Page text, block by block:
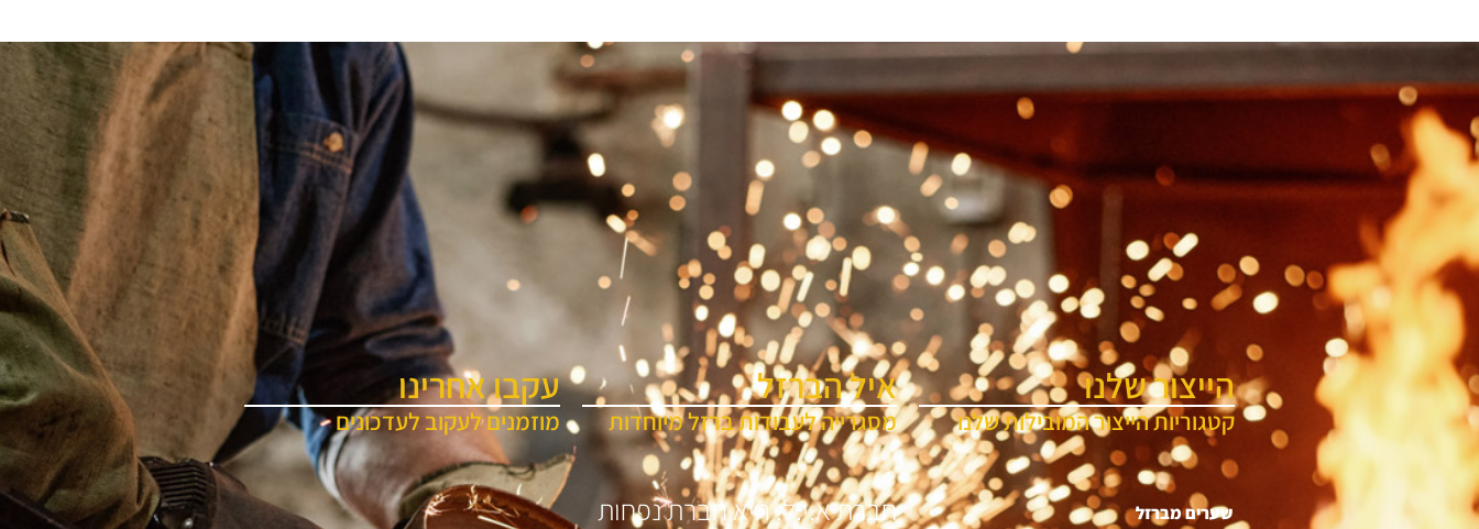
הייצור שלנו
קטגוריות הייצור המובילות שלנו
שערים מברזל
איל הברזל
מסגרייה לעבודות ברזל מיוחדות
חברת א.י.ל. היא חברת נפחות
עקבו אחרינו
מוזמנים לעקוב לעדכונים